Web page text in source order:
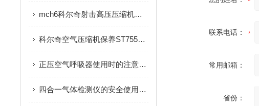
mch6科尔奇射击高压压缩机是什么?
科尔奇空气压缩机保养ST755润滑油添加注意事项
正压空气呼吸器使用时的注意事项
四合一气体检测仪的安全使用有要求
联系电话：
常用邮箱：
省份：